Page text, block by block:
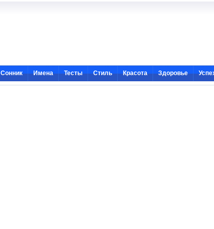
Сонник Имена Тесты Стиль Красота Здоровье